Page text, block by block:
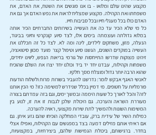
מקצוע שהינו עולם ומלואו - בו אנו פוגשים את השטח, את האדם, את
משפחתו ואת הקהילה. מקצוע שמצליח לראות את נפש האדם אך גם את
האדם כולו בכל מעגלי חייו ובכל סביבות חייו.
כל מי שלא הכיר עד כה את העשייה בשירותים החברתיים הכיר אותה
במלוא גדולתה ועוצמתה בימים אלו, לצד סיוע קונקרטי וחיוני בביגוד,
הנעלה, מזון, משחקים לילדים, לינה ומה לא. לצד כל זה תכללנו את
העשייה במוקדים השונים, הגשנו סיוע וטיפול קצר מועד מכוון סיטואציה,
זיהינו מצוקות שדרשו התייחסות של גורמי בריאות הנפש, ליווינו יחידים,
משפחות וקהילות, עבדנו יחד יד ביד וכולנו יחד יצרו את השלם שהוכיח
שהוא הרבה יותר גדול ומוצלח מסך חלקיו.
לאנשי האגף אבקש לומר: נדרשנו להעביר בשורות מרות ולשלוח הודעות
פורמליות על חטופים. מי דמיין בכלל שנידרש למשימה כזו? מי הכין אותנו
לזה? והכל לאורך כל שעות היממה ובמשך ימים, וגם בזה עמדתם בצורה
מעוררת השראה והערכה. גם היכולת שלכן לגבות זו את זו, לנוע בין
המשימות השונות ולהמשיך לתת שירות מקצועי, ראויה להערכה.
כמילות השיר של עידית ברק, עובדי המחלקה הוכיחו שהם גזע איתן. גם
אם ראיתי אותם מזילים דמעה בצד במפגשים עם הקהילות, ואפילו אצלי
בחדר. ברגישותם, ביכולת הגמישות שלהם, ביצירתיות, במקצועיות,